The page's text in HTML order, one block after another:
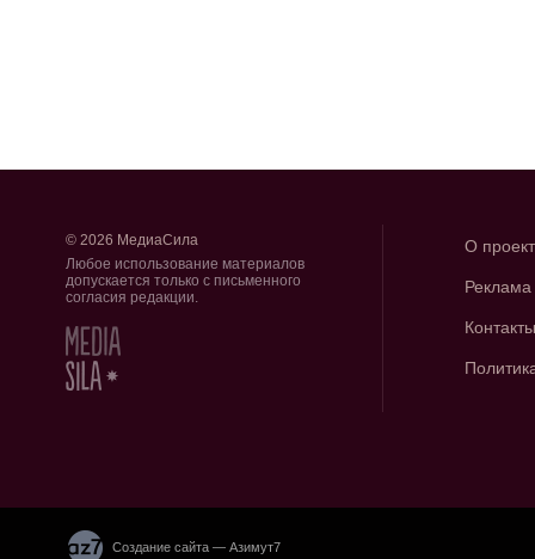
© 2026 МедиаСила
Любое использование материалов
допускается только с письменного
согласия редакции.
О
Реклама
Контакты
Создание сайта — Азимут7